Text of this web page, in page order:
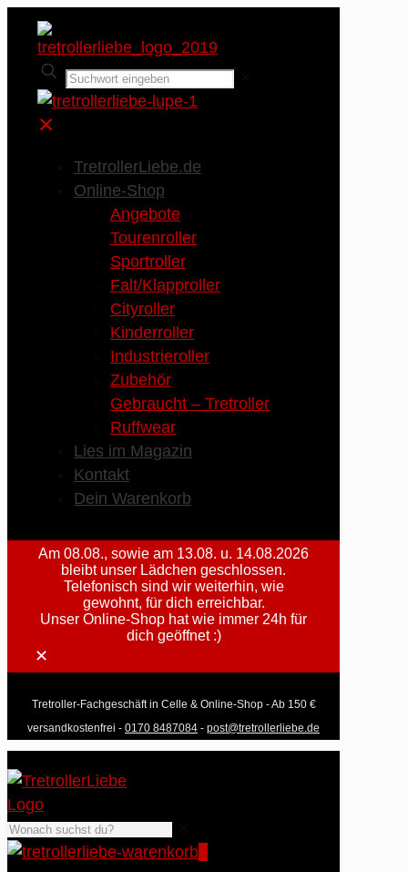
✕
TretrollerLiebe.de
Online-Shop
Angebote
Tourenroller
Sportroller
Falt/Klapproller
Cityroller
Kinderroller
Industrieroller
Zubehör
Gebraucht – Tretroller
Ruffwear
Lies im Magazin
Kontakt
Dein Warenkorb
Am 08.08., sowie am 13.08. u. 14.08.2026
bleibt unser Lädchen geschlossen.
Telefonisch sind wir weiterhin, wie
gewohnt, für dich erreichbar.
Unser Online-Shop hat wie immer 24h für
dich geöffnet :)
✕
Tretroller-Fachgeschäft in Celle & Online-Shop - Ab 150 €
versandkostenfrei - 0170 8487084 - post@tretrollerliebe.de